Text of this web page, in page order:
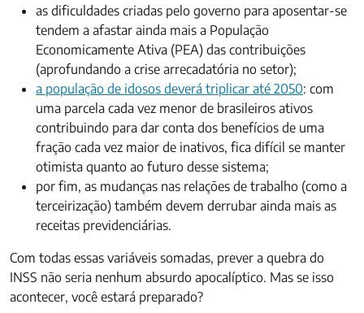
as dificuldades criadas pelo governo para aposentar-se
tendem a afastar ainda mais a População
Economicamente Ativa (PEA) das contribuições
(aprofundando a crise arrecadatória no setor);
a população de idosos deverá triplicar até 2050: com
uma parcela cada vez menor de brasileiros ativos
contribuindo para dar conta dos benefícios de uma
fração cada vez maior de inativos, fica difícil se manter
otimista quanto ao futuro desse sistema;
por fim, as mudanças nas relações de trabalho (como a
terceirização) também devem derrubar ainda mais as
receitas previdenciárias.
Com todas essas variáveis somadas, prever a quebra do
INSS não seria nenhum absurdo apocalíptico. Mas se isso
acontecer, você estará preparado?